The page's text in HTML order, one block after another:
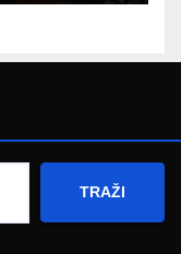
TRAŽI